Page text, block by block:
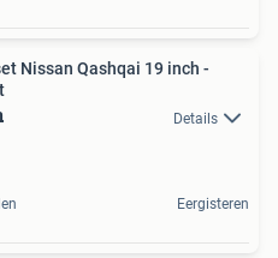
Nissan Qashqai 19 inch -
Details
Eergisteren